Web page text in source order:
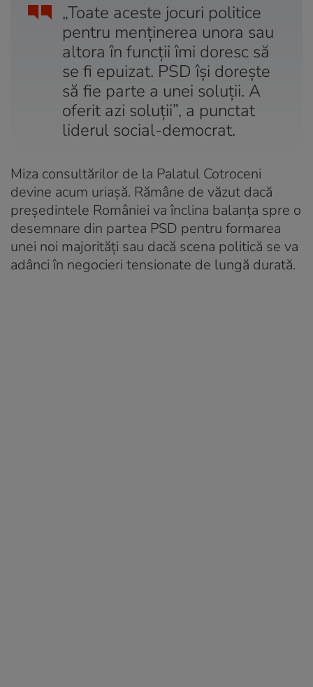
„Toate aceste jocuri politice
pentru menținerea unora sau
altora în funcții îmi doresc să
se fi epuizat. PSD își dorește
să fie parte a unei soluții. A
oferit azi soluții”, a punctat
liderul social-democrat.
Miza consultărilor de la Palatul Cotroceni
devine acum uriașă. Rămâne de văzut dacă
președintele României va înclina balanța spre o
desemnare din partea PSD pentru formarea
unei noi majorități sau dacă scena politică se va
adânci în negocieri tensionate de lungă durată.